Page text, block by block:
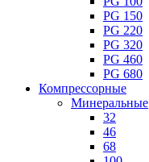
PG 150
PG 220
PG 320
PG 460
PG 680
Компрессорные
Минеральные
32
46
68